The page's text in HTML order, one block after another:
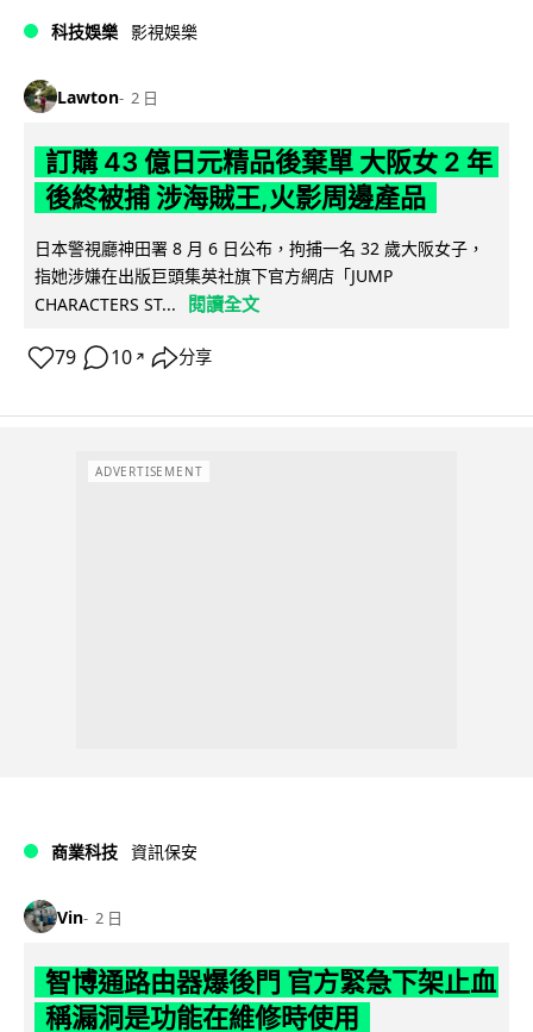
科技娛樂 影視娛樂
Lawton 2 日
訂購 43 億日元精品後棄單 大阪女 2 年
後終被捕 涉海賊王,火影周邊產品
日本警視廳神田署 8 月 6 日公布，拘捕一名 32 歲大阪女子，
指她涉嫌在出版巨頭集英社旗下官方網店「JUMP
CHARACTERS ST...
閱讀全文
79 10 ↗ 分享
ADVERTISEMENT
商業科技 資訊保安
Vin 2 日
智博通路由器爆後門 官方緊急下架止血
稱漏洞是功能在維修時使用